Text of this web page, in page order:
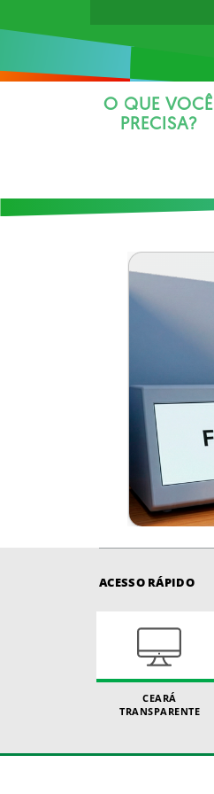
O QUE VOCÊ
PRECISA?
ACESSO RÁPIDO
CEARÁ
TRANSPARENTE